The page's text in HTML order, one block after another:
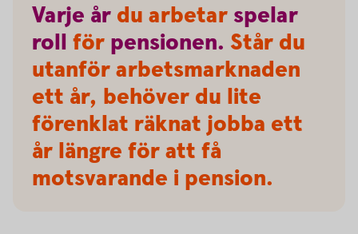
Varje år du arbetar spelar
roll för pensionen. Står du
utanför arbetsmarknaden
ett år, behöver du lite
förenklat räknat jobba ett
år längre för att få
motsvarande i pension.